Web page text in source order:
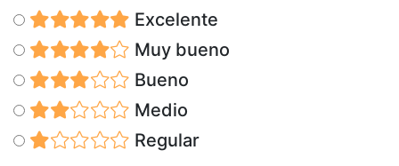
Excelente
Muy bueno
Bueno
Medio
Regular